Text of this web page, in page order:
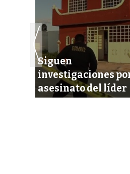
Siguen
investigaciones
asesinato del líder